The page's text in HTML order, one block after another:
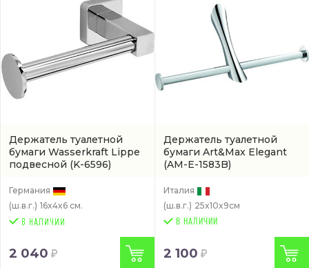
Держатель туалетной
бумаги Wasserkraft Lippe
подвесной (K-6596)
Германия
(ш.в.г.) 16x4x6 см.
2 040
Держатель туалетной
бумаги Art&Max Elegant
(AM-E-1583B)
Италия
(ш.в.г.) 25x10x9см
В НАЛИЧИИ
2 100